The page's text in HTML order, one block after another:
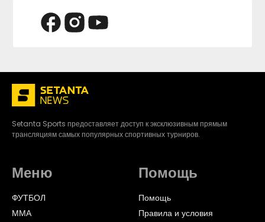
Setanta Sports предоставляет доступ к эксклюзивным прямым
трансляциям самых популярных спортивных турниров.
Меню
ФУТБОЛ
ММА
Помощь
Помощь
Правила и условия